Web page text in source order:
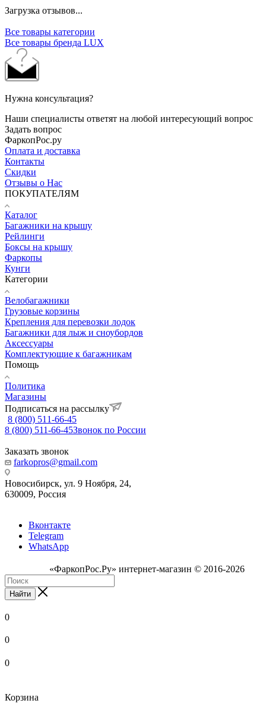
Загрузка отзывов...
Все товары категории
Все товары бренда LUX
Нужна консультация?
Наши специалисты ответят на любой интересующий вопрос
Задать вопрос
ФаркопРос.ру
Оплата и доставка
Контакты
Скидки
Отзывы о Нас
ПОКУПАТЕЛЯМ
Каталог
Багажники на крышу
Рейлинги
Боксы на крышу
Фаркопы
Кунги
Категории
Велобагажники
Грузовые корзины
Крепления для перевозки лодок
Багажники для лыж и сноубордов
Аксессуары
Комплектующие к багажникам
Помощь
Политика
Магазины
Подписаться на рассылку
8 (800) 511-66-45
8 (800) 511-66-45Звонок по России
Заказать звонок
farkopros@gmail.com
Новосибирск, ул. 9 Ноября, 24,
630009, Россия
Вконтакте
Telegram
WhatsApp
«ФаркопРос.Ру» интернет-магазин © 2016-2026
Найти
0
0
0
Корзина